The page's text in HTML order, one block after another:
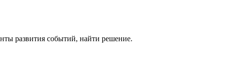
развития событий, найти решение.